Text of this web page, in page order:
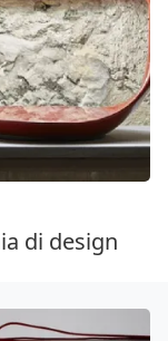
di design